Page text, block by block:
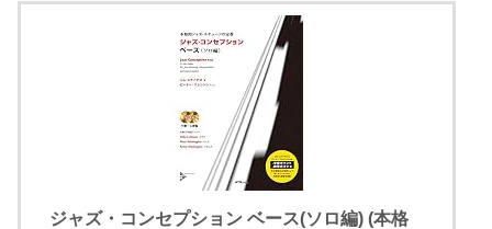
ジャズ・コンセプション ベース(ソロ編) (本格